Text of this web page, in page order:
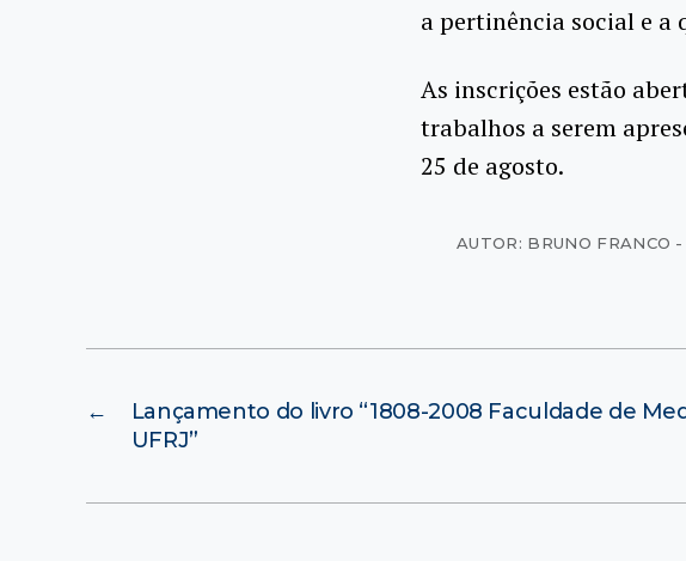
a pertinência social e a
As inscrições estão
trabalhos a serem
25 de agosto.
AUTOR: BRUNO FRANCO
←
Lançamento do livro “1808-2008 Faculdade de
UFRJ”